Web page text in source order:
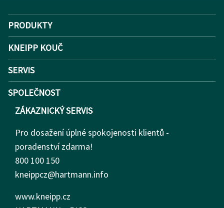
PRODUKTY
KNEIPP KOUČ
SERVIS
SPOLEČNOST
ZÁKAZNICKÝ SERVIS
Pro dosažení úplné spokojenosti klientů -
poradenství zdarma!
800 100 150
kneippcz@hartmann.info
www.kneipp.cz